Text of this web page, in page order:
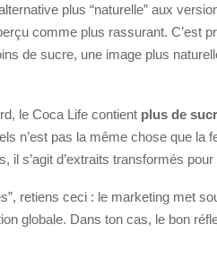
plus “naturelle” aux
comme plus rassurant. C’est
de sucre, une image plus
le Coca Life contient plus de
n’est pas la même chose que la
il s’agit d’extraits transformés
retiens ceci : le marketing met
globale. Dans ton cas, le bon